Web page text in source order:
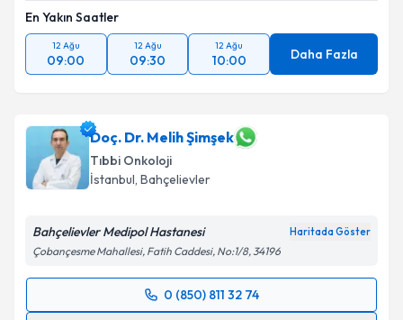
En Yakın Saatler
12 Ağu
09:00
12 Ağu
09:30
12 Ağu
10:00 Daha Fazla
Doç. Dr. Melih Şimşek
Tıbbi Onkoloji
İstanbul, Bahçelievler
Bahçelievler Medipol Hastanesi Haritada Göster
Çobançesme Mahallesi, Fatih Caddesi, No:1/8, 34196
0 (850) 811 32 74
Randevu Takvimi Talebi